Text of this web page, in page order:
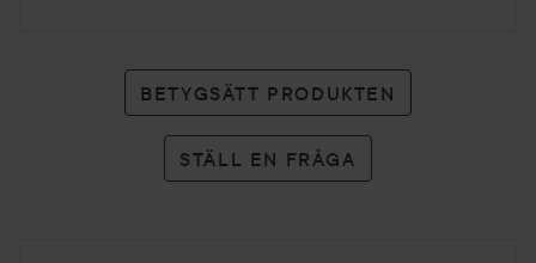
BETYGSÄTT PRODUKTEN
STÄLL EN FRÅGA